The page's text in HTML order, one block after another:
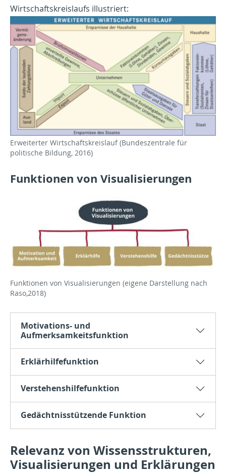
Show larger version for:
Erweiterter Wirtschaftskreislauf (Bundeszentrale für
politische Bildung, 2016)
Wirtschaftskreislaufs illustriert:
Funktionen von Visualisierungen
Show larger version for:
Funktionen von Visualisierungen (eigene Darstellung nach
Raso,2018)
Motivations- und
Aufmerksamkeitsfunktion
Erklärhilfefunktion
Verstehenshilfefunktion
Gedächtnisstützende Funktion
Relevanz von Wissensstrukturen,
Visualisierungen und Erklärungen